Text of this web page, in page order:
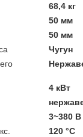
68,4 кг
50 мм
50 мм
Чугун
4 кВт
3~380 В
120 °С